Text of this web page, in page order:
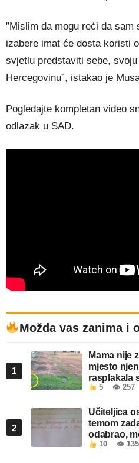
”Mislim da mogu reći da
izabere imat će dosta koristi
svjetlu predstaviti sebe,
Hercegovinu”, istakao je
Pogledajte kompletan video
odlazak u SAD.
Možda vas zanima i
1
Mama nije
mjesto
rasplakala
5 👁 257
2
Učiteljica
temom
odabrao,
10 👁 135